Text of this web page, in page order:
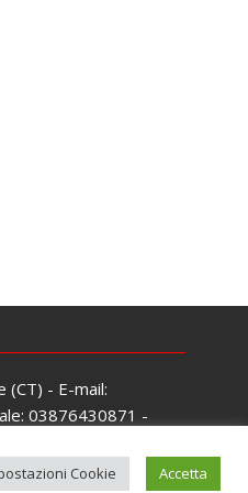
(CT) - E-mail:
03876430871 -
Cookie Accetta